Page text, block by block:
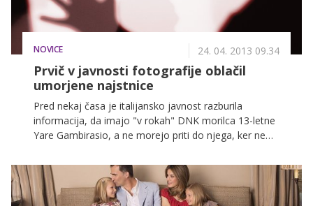
NOVICE 24. 04. 2013 09.34
Prvič v javnosti fotografije oblačil
umorjene najstnice
Pred nekaj časa je italijansko javnost razburila
informacija, da imajo "v rokah" DNK morilca 13-letne
Yare Gambirasio, a ne morejo priti do njega, ker ne
oblačil, ki jih je imela deklica na sebi na dan umora.